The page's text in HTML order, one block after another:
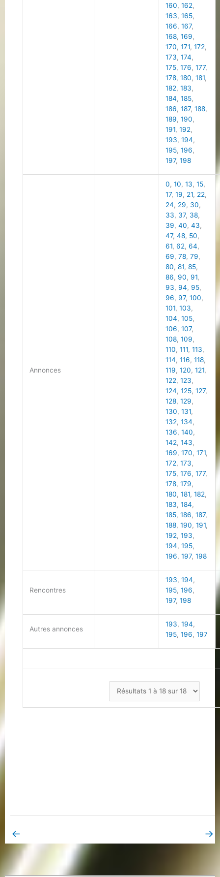
160,162,
163,165,
166,167,
168,169,
170,171,172,
173,174,
175,176,177,
178,180,181,
182,183,
184,185,
186,187,188,
189,190,
191,192,
193,194,
195,196,
197,198
Annonces
0,10,13,15,
17,19, 21, 22,
24, 29, 30,
33, 37, 38,
39,40,43,
47,48, 50,
61,62,64,
69,78,79,
80,81,85,
86, 90, 91,
93, 94, 95,
96, 97,100,
101,103,
104,105,
106,107,
108,109,
110,111,113,
114,116,118,
119,120,121,
122,123,
124,125,127,
128,129,
130,131,
132,134,
136,140,
142,143,
169,170,171,
172,173,
175,176,177,
178,179,
180,181,182,
183,184,
185,186,187,
188,190,191,
192,193,
194,195,
196,197,198
Rencontres
193,194,
195,196,
197,198
Autres annonces
193,194,
195,196,197
← →